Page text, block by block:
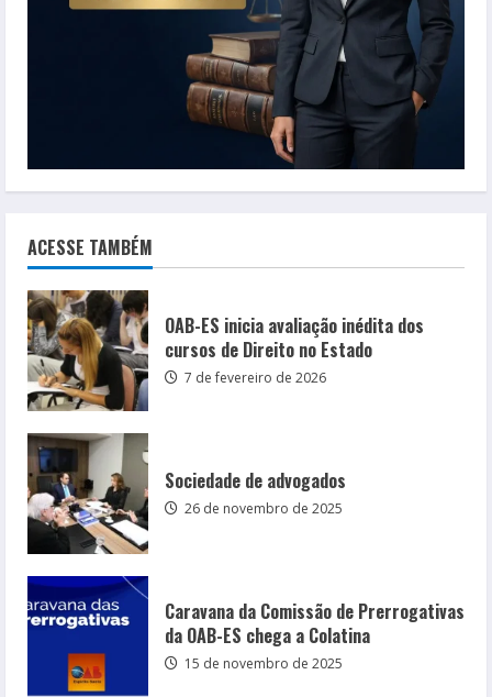
ACESSE TAMBÉM
OAB-ES inicia avaliação inédita dos
cursos de Direito no Estado
7 de fevereiro de 2026
Sociedade de advogados
26 de novembro de 2025
Caravana da Comissão de Prerrogativas
da OAB-ES chega a Colatina
15 de novembro de 2025